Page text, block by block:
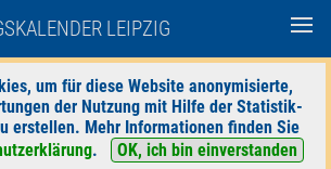
LEIPZIG
um für diese Website anonymisierte,
der Nutzung mit Hilfe der Statistik-
erstellen. Mehr Informationen finden Sie
.
OK, ich bin einverstanden